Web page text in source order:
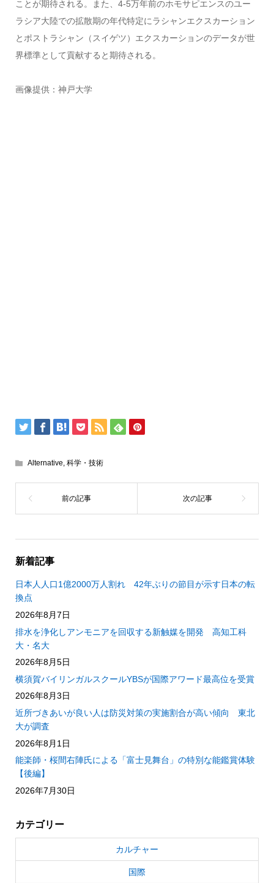
ことが期待される。また、4-5万年前のホモサピエンスのユー
ラシア大陸での拡散期の年代特定にラシャンエクスカーション
とポストラシャン（スイゲツ）エクスカーションのデータが世
界標準として貢献すると期待される。
画像提供：神戸大学
Alternative, 科学・技術
新着記事
日本人人口1億2000万人割れ 42年ぶりの節目が示す日本の転
換点
2026年8月7日
排水を浄化しアンモニアを回収する新触媒を開発 高知工科
大・名大
2026年8月5日
横須賀バイリンガルスクールYBSが国際アワード最高位を受賞
2026年8月3日
近所づきあいが良い人は防災対策の実施割合が高い傾向 東北
大が調査
2026年8月1日
能楽師・桜間右陣氏による「富士見舞台」の特別な能鑑賞体験
【後編】
2026年7月30日
カテゴリー
カルチャー
国際